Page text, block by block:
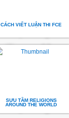
CÁCH VIẾT LUẬN THI FCE
SƯU TẦM RELIGIONS
AROUND THE WORLD